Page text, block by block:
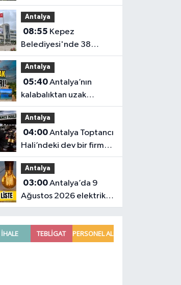
başkanlığındaki Antalya
Bilim Üniversitesi'nde
düzen değişti
Antalya
08:55
Belediyesi'nde 38
milyon TL'lik dev ihale
Antalya
05:40Antalya’nın
kalabalıktan uzak
cennet plajları!
Antalya
04:00Antalya Toptancı
Hali’ndeki dev bir firma
daha konkordato ilan
etti
Antalya
03:00Antalya’da 9
Ağustos 2026 elektrik
kesintilerinin tam listesi